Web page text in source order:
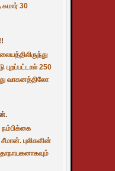
30
250
வாகனத்திலோ
நம்பிக்கை
புலிகளின்